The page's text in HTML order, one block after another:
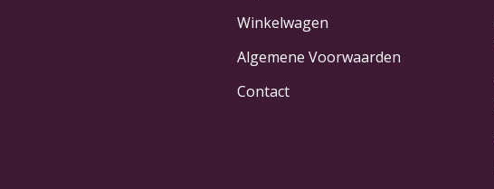
Winkelwagen
Algemene Voorwaarden
Contact